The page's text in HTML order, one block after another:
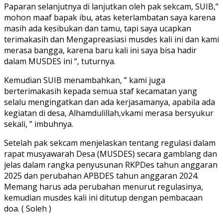
Paparan selanjutnya di lanjutkan oleh pak sekcam, SUIB,”
mohon maaf bapak ibu, atas keterlambatan saya karena
masih ada kesibukan dan tamu, tapi saya ucapkan
terimakasih dan Mengapreasiasi musdes kali ini dan kami
merasa bangga, karena baru kali ini saya bisa hadir
dalam MUSDES ini “, tuturnya.
Kemudian SUIB menambahkan, ” kami juga
berterimakasih kepada semua staf kecamatan yang
selalu mengingatkan dan ada kerjasamanya, apabila ada
kegiatan di desa, Alhamdulillah,vkami merasa bersyukur
sekali, ” imbuhnya.
Setelah pak sekcam menjelaskan tentang regulasi dalam
rapat musyawarah Desa (MUSDES) secara gamblang dan
jelas dalam rangka penyusunan RKPDes tahun anggaran
2025 dan perubahan APBDES tahun anggaran 2024.
Memang harus ada perubahan menurut regulasinya,
kemudian musdes kali ini ditutup dengan pembacaan
doa. ( Soleh )